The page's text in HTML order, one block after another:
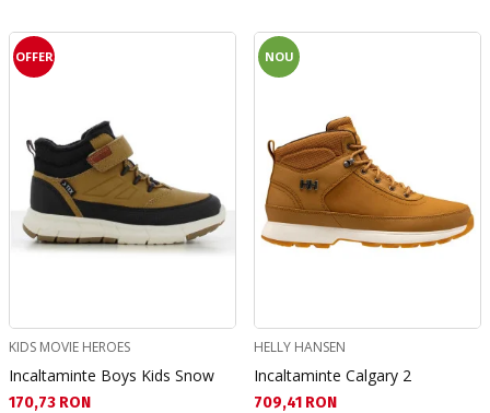
OFFER
KIDS MOVIE HEROES
Incaltaminte Boys Kids Snow
Текуща цена:
170,73 RON
NOU
HELLY HANSEN
Incaltaminte Calgary 2
Текуща цена:
709,41 RON